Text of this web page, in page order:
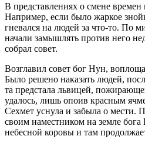
В представлениях о смене времен
Например, если было жаркое
гневался на людей за что-то. По
начали замышлять против него
собрал совет.
Возглавил совет бог Нун,
Было решено наказать людей,
та предстала львицей,
удалось, лишь опоив красным
Сехмет уснула и забыла о мести.
своим наместником на земле
небесной коровы и там